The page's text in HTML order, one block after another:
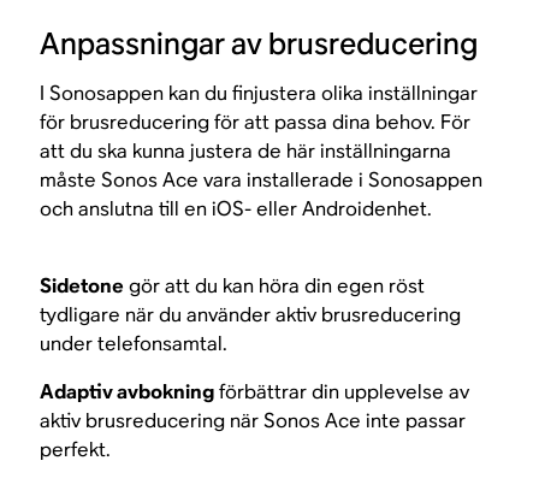
Anpassningar av brusreducering
I Sonosappen kan du finjustera olika inställningar
för brusreducering för att passa dina behov. För
att du ska kunna justera de här inställningarna
måste Sonos Ace vara installerade i Sonosappen
och anslutna till en iOS- eller Androidenhet.
Sidetone gör att du kan höra din egen röst
tydligare när du använder aktiv brusreducering
under telefonsamtal.
Adaptiv avbokningförbättrar din upplevelse av
aktiv brusreducering när Sonos Ace inte passar
perfekt.